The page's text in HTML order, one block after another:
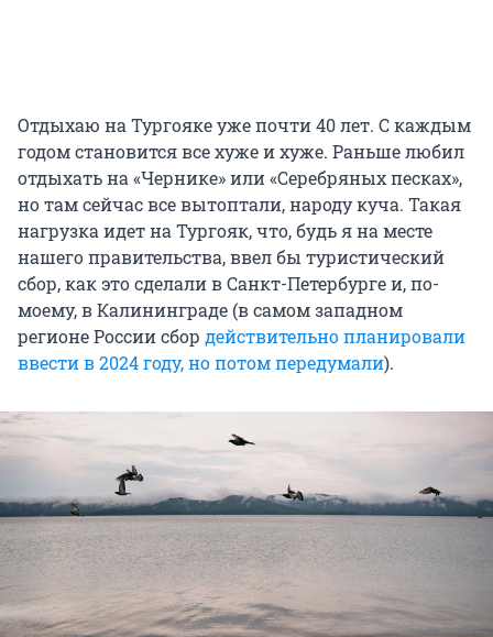
Отдыхаю на Тургояке уже почти 40 лет. С каждым
годом становится все хуже и хуже. Раньше любил
отдыхать на «Чернике» или «Серебряных песках»,
но там сейчас все вытоптали, народу куча. Такая
нагрузка идет на Тургояк, что, будь я на месте
нашего правительства, ввел бы туристический
сбор, как это сделали в Санкт-Петербурге и, по-
моему, в Калининграде (в самом западном
регионе России сбор действительно планировали
ввести в 2024 году, но потом передумали).